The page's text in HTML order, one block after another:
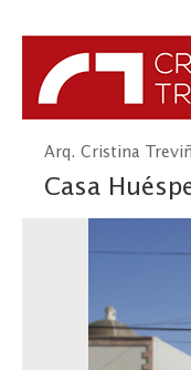
Arq. Cristina
Casa